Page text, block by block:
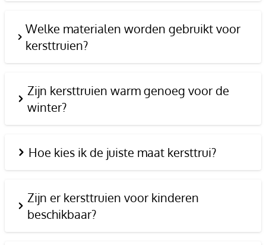
Welke materialen worden gebruikt voor
kersttruien?
Zijn kersttruien warm genoeg voor de
winter?
Hoe kies ik de juiste maat kersttrui?
Zijn er kersttruien voor kinderen
beschikbaar?